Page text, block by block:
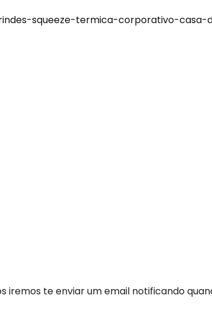
iremos te enviar um email notificando